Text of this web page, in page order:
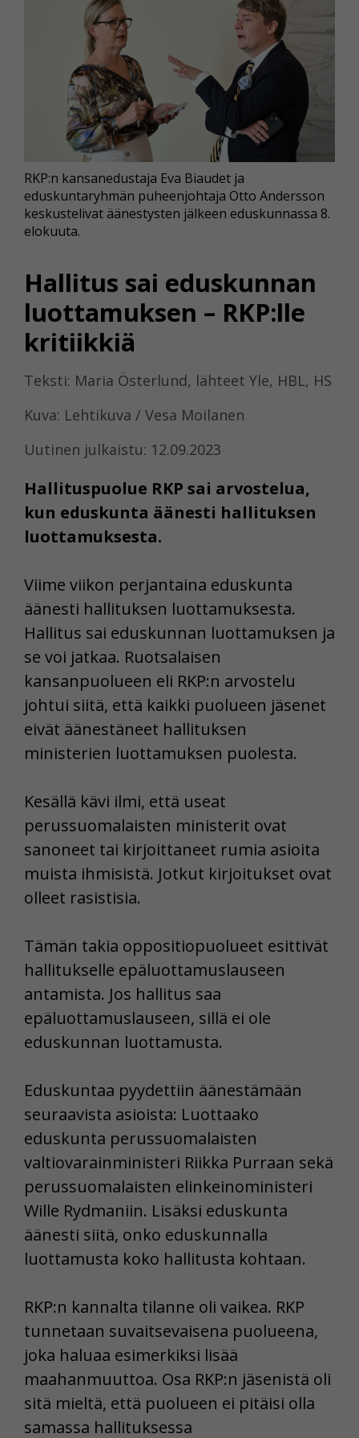
Hallitus sai eduskunnan
luottamuksen – RKP:lle
kritiikkiä
Teksti: Maria Österlund, lähteet Yle, HBL, HS
Kuva: Lehtikuva / Vesa Moilanen
Uutinen julkaistu: 12.09.2023
Hallituspuolue RKP sai arvostelua,
kun eduskunta äänesti hallituksen
luottamuksesta.
RKP:n kansanedustaja Eva Biaudet ja
eduskuntaryhmän puheenjohtaja Otto Andersson
keskustelivat äänestysten jälkeen eduskunnassa 8.
elokuuta.
Viime viikon perjantaina eduskunta
äänesti hallituksen luottamuksesta.
Hallitus sai eduskunnan luottamuksen ja
se voi jatkaa. Ruotsalaisen
kansanpuolueen eli RKP:n arvostelu
johtui siitä, että kaikki puolueen jäsenet
eivät äänestäneet hallituksen
ministerien luottamuksen puolesta.
Kesällä kävi ilmi, että useat
perussuomalaisten ministerit ovat
sanoneet tai kirjoittaneet rumia asioita
muista ihmisistä. Jotkut kirjoitukset ovat
olleet rasistisia.
Tämän takia oppositiopuolueet esittivät
hallitukselle epäluottamuslauseen
antamista. Jos hallitus saa
epäluottamuslauseen, sillä ei ole
eduskunnan luottamusta.
Eduskuntaa pyydettiin äänestämään
seuraavista asioista: Luottaako
eduskunta perussuomalaisten
valtiovarainministeri Riikka Purraan sekä
perussuomalaisten elinkeinoministeri
Wille Rydmaniin. Lisäksi eduskunta
äänesti siitä, onko eduskunnalla
luottamusta koko hallitusta kohtaan.
RKP:n kannalta tilanne oli vaikea. RKP
tunnetaan suvaitsevaisena puolueena,
joka haluaa esimerkiksi lisää
maahanmuuttoa. Osa RKP:n jäsenistä oli
sitä mieltä, että puolueen ei pitäisi olla
samassa hallituksessa